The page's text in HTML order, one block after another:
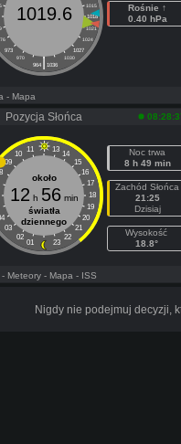
1015
1018
1021
1024
973
1027
970
1030
|
964 1036
1019.6
Rośnie ↑
0.40 hPa
- Mapa
Pozycja Słońca
11 13
10
14
09
15
16
17
18
19
20
03
21
02
22
01 23
około
12 h 56min
światła
dziennego
Noc trwa
8 h 49 min
Zachód Słońca
21:25
Dzisiaj
Wysokość
18.8°
- Meteory - Mapa - ISS
Nigdy nie podejmuj decyzji,